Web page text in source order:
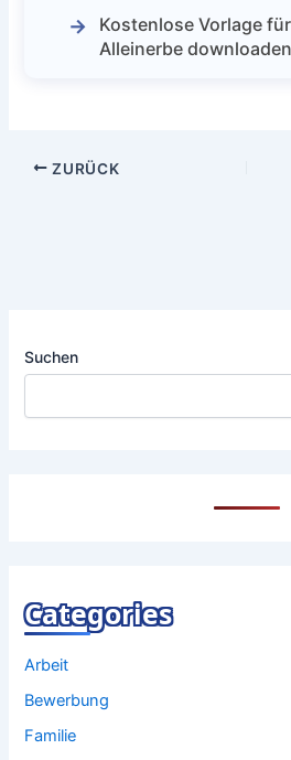
Kostenlose Vorlage
Alleinerbe downloaden
ZURÜCK
Suchen
Categories
Arbeit
Bewerbung
Familie